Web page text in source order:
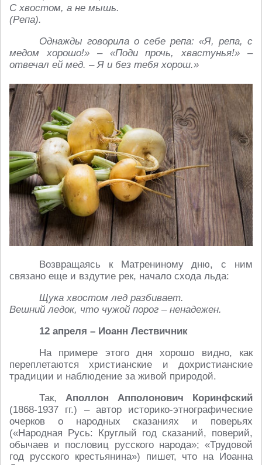
С хвостом, а не мышь.
(Репа).
Однажды говорила о себе репа: «Я, репа, с
медом хорошо!» – «Поди прочь, хвастунья!» –
отвечал ей мед. – Я и без тебя хорош.»
Возвращаясь к Матрениному дню, с ним
связано еще и вздутие рек, начало схода льда:
Щука хвостом лед разбивает.
Вешний ледок, что чужой порог – ненадежен.
12 апреля – Иоанн Лествичник
На примере этого дня хорошо видно, как
переплетаются христианские и дохристианские
традиции и наблюдение за живой природой.
Так, Аполлон Апполонович Коринфский
(1868-1937 гг.) – автор историко-этнографические
очерков о народных сказаниях и поверьях
(«Народная Русь: Круглый год сказаний, поверий,
обычаев и пословиц русского народа»; «Трудовой
год русского крестьянина») пишет, что на Иоанна